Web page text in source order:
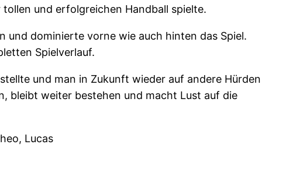
und erfolgreichen Handball spielte.
und dominierte vorne wie auch hinten das Spiel.
Spielverlauf.
und man in Zukunft wieder auf andere Hürden
bleibt weiter bestehen und macht Lust auf die
Lucas